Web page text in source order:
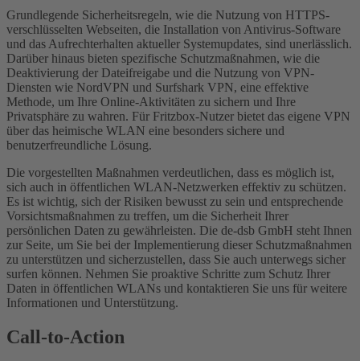
Grundlegende Sicherheitsregeln, wie die Nutzung von HTTPS-
verschlüsselten Webseiten, die Installation von Antivirus-Software
und das Aufrechterhalten aktueller Systemupdates, sind unerlässlich.
Darüber hinaus bieten spezifische Schutzmaßnahmen, wie die
Deaktivierung der Dateifreigabe und die Nutzung von VPN-
Diensten wie NordVPN und Surfshark VPN, eine effektive
Methode, um Ihre Online-Aktivitäten zu sichern und Ihre
Privatsphäre zu wahren. Für Fritzbox-Nutzer bietet das eigene VPN
über das heimische WLAN eine besonders sichere und
benutzerfreundliche Lösung.
Die vorgestellten Maßnahmen verdeutlichen, dass es möglich ist,
sich auch in öffentlichen WLAN-Netzwerken effektiv zu schützen.
Es ist wichtig, sich der Risiken bewusst zu sein und entsprechende
Vorsichtsmaßnahmen zu treffen, um die Sicherheit Ihrer
persönlichen Daten zu gewährleisten. Die de-dsb GmbH steht Ihnen
zur Seite, um Sie bei der Implementierung dieser Schutzmaßnahmen
zu unterstützen und sicherzustellen, dass Sie auch unterwegs sicher
surfen können. Nehmen Sie proaktive Schritte zum Schutz Ihrer
Daten in öffentlichen WLANs und kontaktieren Sie uns für weitere
Informationen und Unterstützung.
Call-to-Action